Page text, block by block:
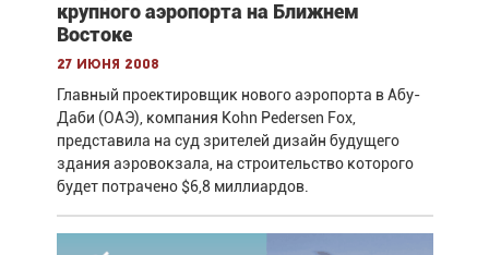
крупного аэропорта на Ближнем
Востоке
27 июня 2008
Главный проектировщик нового аэропорта в Абу-
Даби (ОАЭ), компания Kohn Pedersen Fox,
представила на суд зрителей дизайн будущего
здания аэровокзала, на строительство которого
будет потрачено $6,8 миллиардов.